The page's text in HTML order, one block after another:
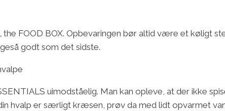
the FOOD BOX. Opbevaringen bør altid være et køligt
godt som det sidste.
uimodståelig. Man kan opleve, at der ikke
hvalp er særligt kræsen, prøv da med lidt opvarmet